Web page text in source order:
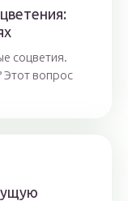
соцветия.
Этот вопрос